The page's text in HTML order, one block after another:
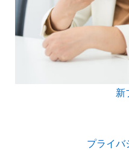
新
プライバ